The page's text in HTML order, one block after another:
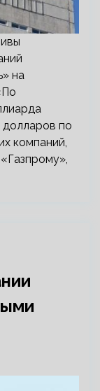
на
долларов по
компаний,